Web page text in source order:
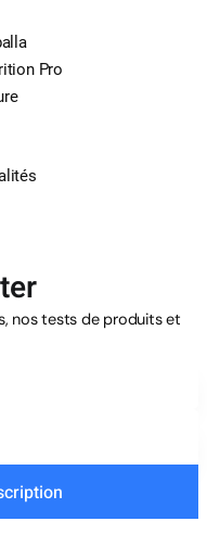
Pro
nos tests de produits et